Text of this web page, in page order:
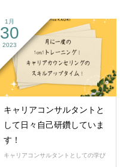
1月
30
2023
キャリアコンサルタントと
して日々自己研鑽していま
す！
キャリアコンサルタントとしての学び